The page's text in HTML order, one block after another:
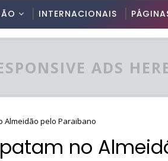
INTERNACIONAIS
ADS
Almeidão pelo Paraibano
no